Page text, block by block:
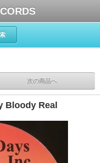
次の商品へ
Bloody Real